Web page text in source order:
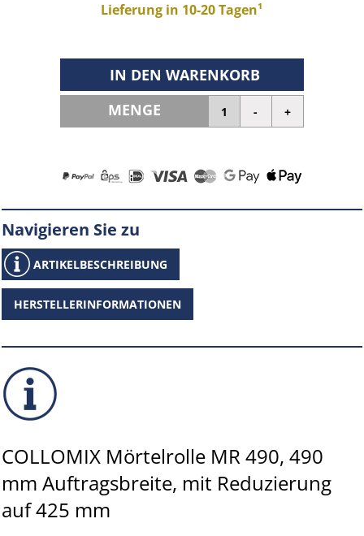
Lieferung in 10-20 Tagen¹
IN DEN WARENKORB
MENGE
Navigieren Sie zu
ARTIKELBESCHREIBUNG
HERSTELLERINFORMATIONEN
COLLOMIX Mörtelrolle MR 490, 490
mm Auftragsbreite, mit Reduzierung
auf 425 mm